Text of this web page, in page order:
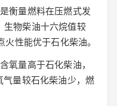
量燃料在压燃式发
生物柴油十六烷值较
性能优于石化柴油。
量高于石化柴油，
气量较石化柴油少，燃